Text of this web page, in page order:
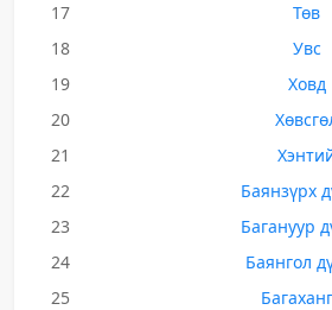
17
Төв
18
Увс
19
Ховд
20
21
22
Баянзүрх
23
Багануур
24
Баянгол
25